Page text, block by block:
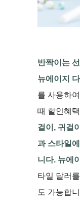
반짝이는
뉴에이지
를 사용하
때 할인혜
걸이 , 귀걸이
과 스타일에
니다. 뉴에
타일 달러
도 가능합